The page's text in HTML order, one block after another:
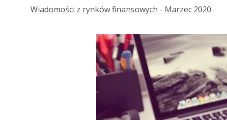
Wiadomości z rynków finansowych - Marzec 2020